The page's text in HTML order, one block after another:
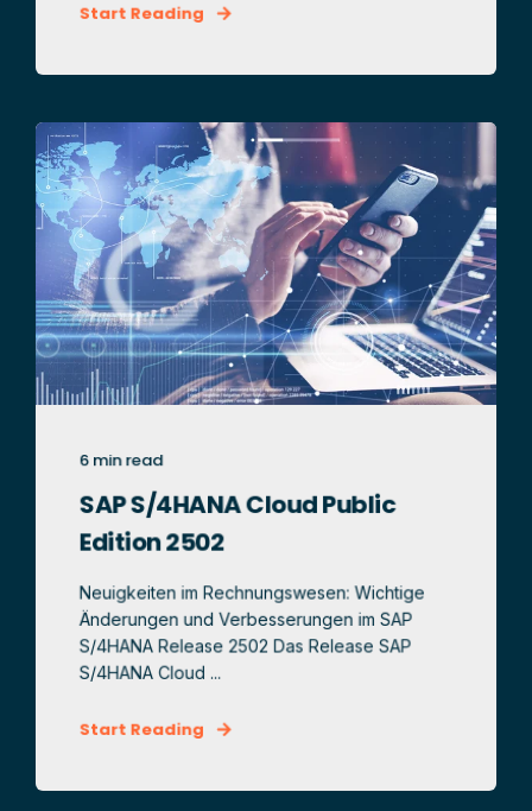
Start Reading
6 min read
SAP S/4HANA Cloud Public
Edition 2502
Neuigkeiten im Rechnungswesen: Wichtige
Änderungen und Verbesserungen im SAP
S/4HANA Release 2502 Das Release SAP
S/4HANA Cloud ...
Start Reading